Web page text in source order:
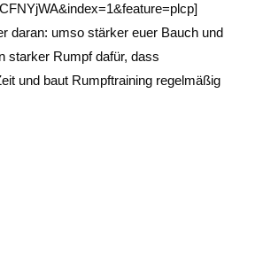
daran: umso stärker euer Bauch und
starker Rumpf dafür, dass
und baut Rumpftraining regelmäßig